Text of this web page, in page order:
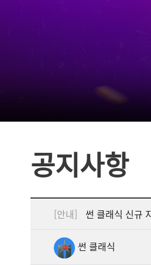
공지사항
[안내] 썬 클래식 신규
썬 클래식